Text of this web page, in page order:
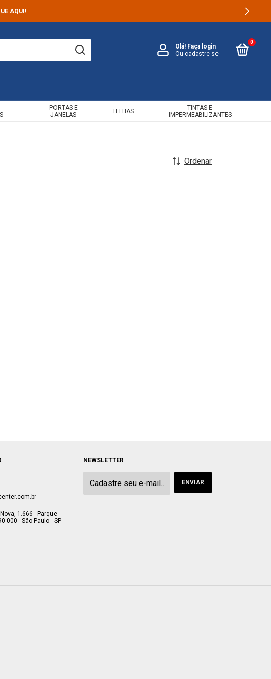
AQUI!
Olá! Faça login
Ou cadastre-se
0
PORTAS E
JANELAS
TELHAS
TINTAS E
IMPERMEABILIZANTES
Ordenar
1.666 - Parque
000 - São Paulo - SP
NEWSLETTER